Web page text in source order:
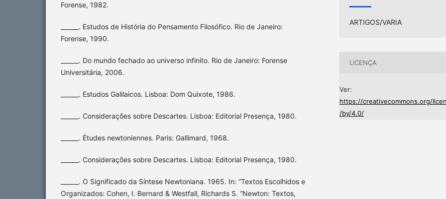
Forense, 1982.
______. Estudos de História do Pensamento Filosófico. Rio de Janeiro:
Forense, 1990.
______. Do mundo fechado ao universo infinito. Rio de Janeiro: Forense
Universitária, 2006.
______. Estudos Galilaicos. Lisboa: Dom Quixote, 1986.
______. Considerações sobre Descartes. Lisboa: Editorial Presença, 1980.
______. Études newtoniennes. Paris: Gallimard, 1968.
______. Considerações sobre Descartes. Lisboa: Editorial Presença, 1980.
______. O Significado da Síntese Newtoniana. 1965. In: “Textos Escolhidos e
Organizados: Cohen, I. Bernard & Westfall, Richards S. “Newton: Textos,
ARTIGOS/VARIA
LICENÇA
Ver:
https://creativecommons.org/
/by/4.0/